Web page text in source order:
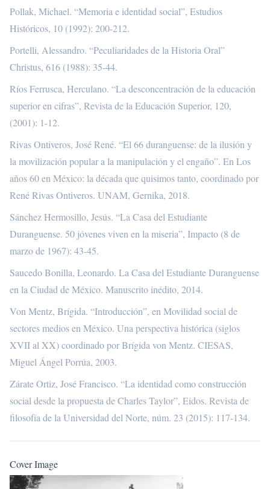
Pollak, Michael. “Memoria e identidad social”, Estudios
Históricos, 10 (1992): 200-212.
Portelli, Alessandro. “Peculiaridades de la Historia Oral”
Christus, 616 (1988): 35-44.
Ríos Ferrusca, Herculano. “La desconcentración de la educación
superior en cifras”, Revista de la Educación Superior, 120,
(2001): 1-12.
Rivas Ontiveros, José René. “El 66 duranguense: de la ilusión y
la movilización popular a la manipulación y el engaño”. En Los
años 60 en México: la década que quisimos tanto, coordinado por
René Rivas Ontiveros. UNAM, Gernika, 2018.
Sánchez Hermosillo, Jesús. “La Casa del Estudiante
Duranguense. 50 jóvenes viven en la miseria”, Impacto (8 de
marzo de 1967): 43-45.
Saucedo Bonilla, Leonardo. La Casa del Estudiante Duranguense
en la Ciudad de México. Manuscrito inédito, 2014.
Von Mentz, Brígida. “Introducción”, en Movilidad social de
sectores medios en México. Una perspectiva histórica (siglos
XVII al XX) coordinado por Brígida von Mentz. CIESAS,
Miguel Ángel Porrúa, 2003.
Zárate Ortiz, José Francisco. “La identidad como construcción
social desde la propuesta de Charles Taylor”, Eidos. Revista de
filosofía de la Universidad del Norte, núm. 23 (2015): 117-134.
Cover Image